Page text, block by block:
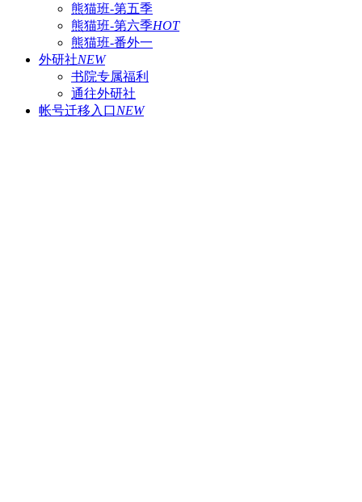
熊猫班-第五季
熊猫班-第六季HOT
熊猫班-番外一
外研社NEW
书院专属福利
通往外研社
帐号迁移入口NEW